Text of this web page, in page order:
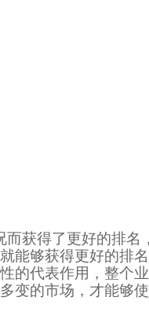
获得了更好的排
能够获得更好的排
的代表作用，整个
变的市场，才能够